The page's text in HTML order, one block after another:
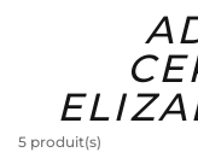
5 produit(s)